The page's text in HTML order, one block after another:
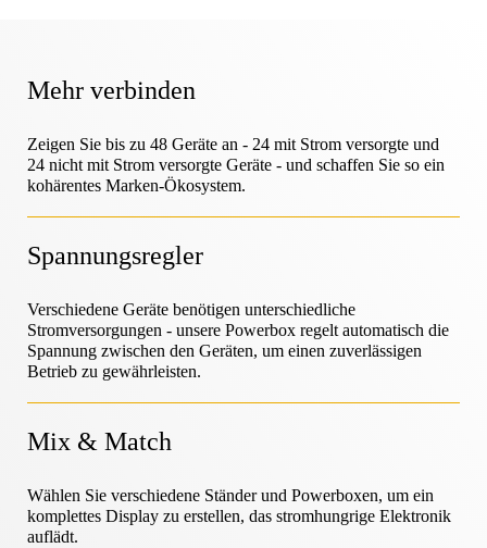
Verkaufsstelle
Vernetzter Laden
Heimwerken & Renovieren
Hypermarkt & Lebensmittelgeschäft
Sportartikel
MagStand
Sicherheit der Warenauslage
Sicherheit von Hängewaren
Nachhaltigkeit
Karriere bei InVue
Geschäftspartner
Unternehmenspartnerschaften
Kontakt
Blog
Leitfäden
Technische Daten
Mehr verbinden
Zeigen Sie bis zu 48 Geräte an - 24 mit Strom versorgte und
24 nicht mit Strom versorgte Geräte - und schaffen Sie so ein
kohärentes Marken-Ökosystem.
Spannungsregler
Verschiedene Geräte benötigen unterschiedliche
Stromversorgungen - unsere Powerbox regelt automatisch die
Spannung zwischen den Geräten, um einen zuverlässigen
Betrieb zu gewährleisten.
Mix & Match
Wählen Sie verschiedene Ständer und Powerboxen, um ein
komplettes Display zu erstellen, das stromhungrige Elektronik
auflädt.